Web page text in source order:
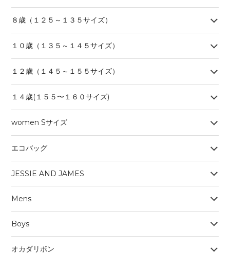
８歳（１２５～１３５サイズ）
１０歳（１３５～１４５サイズ）
１２歳（１４５～１５５サイズ）
１４歳(１５５〜１６０サイズ)
women Sサイズ
エコバッグ
JESSIE AND JAMES
Mens
Boys
オカダリボン